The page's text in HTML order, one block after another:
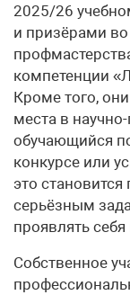
2025/26
и призёрами
компетенции
Кроме того,
места в
обучающийся
конкурсе или
это
серьёзным
проявлять
Собственное